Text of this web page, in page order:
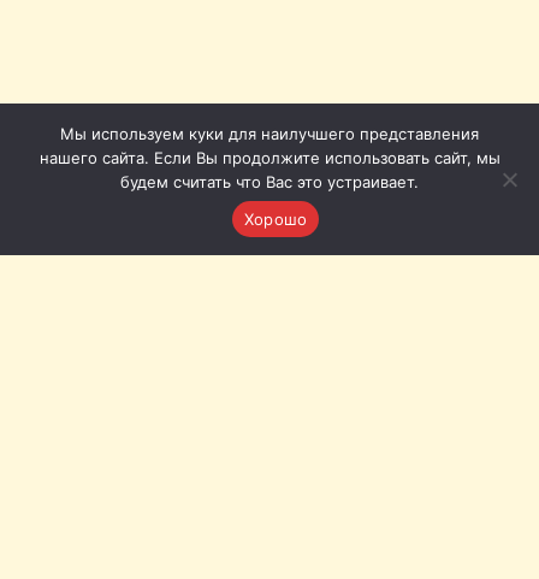
Мы используем куки для наилучшего представления
нашего сайта. Если Вы продолжите использовать сайт, мы
будем считать что Вас это устраивает.
Хорошо